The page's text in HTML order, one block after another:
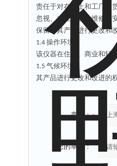
责任于对在船上和工厂交
忽视、未经授权的维修或
保留对其产品进行更改和
1.4 操作环境
该仪器在住宅、商业和轻
1.5 气候环境
其产品进行更改和改进的
产品：
您的单位：